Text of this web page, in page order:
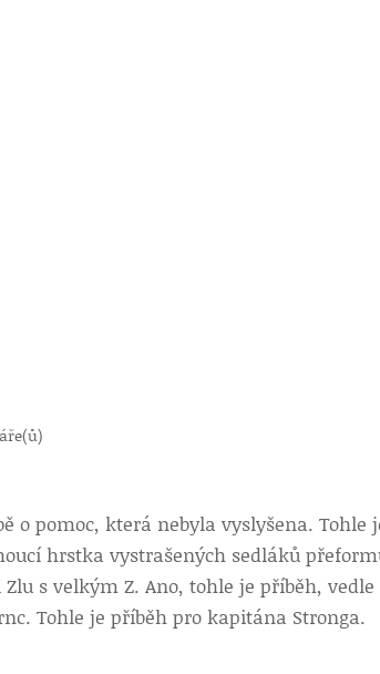
o pomoc, která nebyla vyslyšena. Tohle
hrstka vystrašených sedláků
s velkým Z. Ano, tohle je příběh, vedle
Tohle je příběh pro kapitána Stronga.